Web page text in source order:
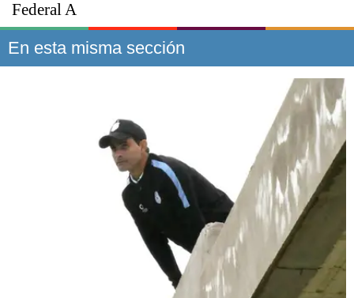
Federal A
En esta misma sección